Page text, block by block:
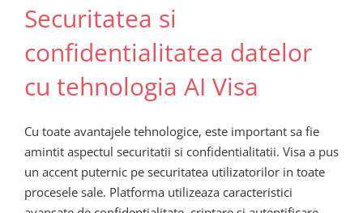
Securitatea si
confidentialitatea datelor
cu tehnologia AI Visa
Cu toate avantajele tehnologice, este important sa fie
amintit aspectul securitatii si confidentialitatii. Visa a pus
un accent puternic pe securitatea utilizatorilor in toate
procesele sale. Platforma utilizeaza caracteristici